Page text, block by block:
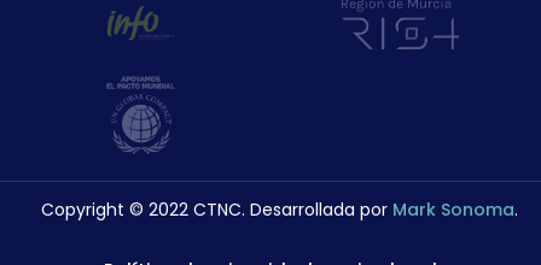
Copyright © 2022 CTNC. Desarrollada por Mark Sonoma.